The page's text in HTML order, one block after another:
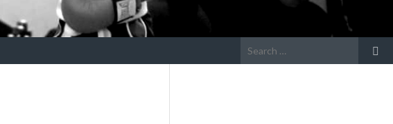
Search
for: